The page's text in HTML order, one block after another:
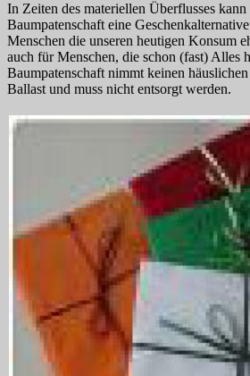
In Zeiten des materiellen Überflusses
Baumpatenschaft eine
Menschen die unseren heutigen Konsum
auch für Menschen, die schon (fast) Alles
Baumpatenschaft nimmt keinen
Ballast und muss nicht entsorgt werden.